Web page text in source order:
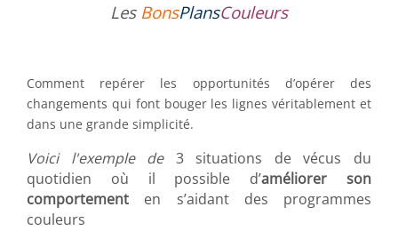
Les BonsPlansCouleurs
Comment repérer les opportunités d’opérer des
changements qui font bouger les lignes véritablement et
dans une grande simplicité.
Voici l'exemple de3 situations de vécus du
quotidien où il possible d’améliorer son
comportement en s’aidant des programmes
couleurs